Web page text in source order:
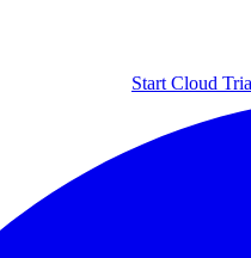
Start Cloud